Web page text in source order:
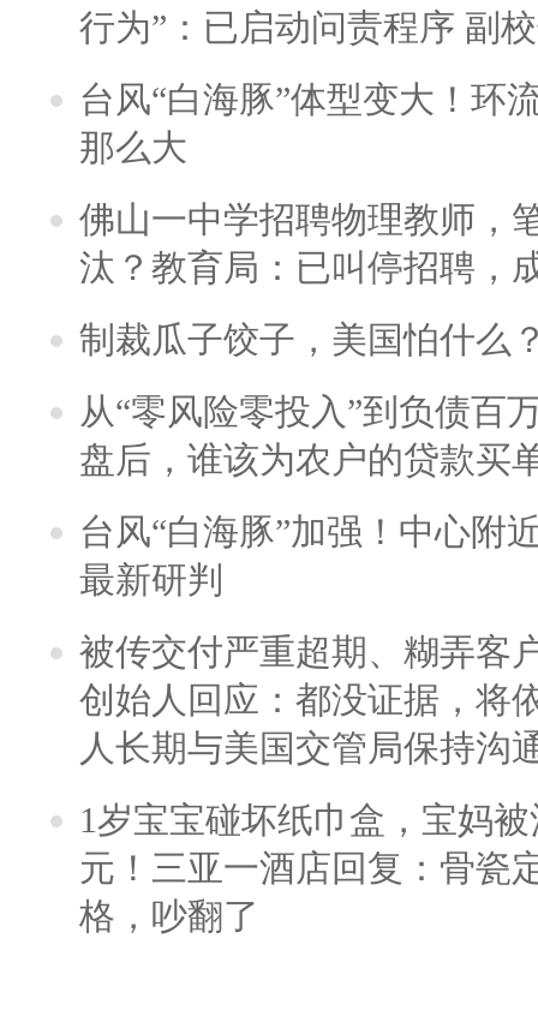
行为”：已启动问责程序 副
台风“白海豚”体型变大！环
那么大
佛山一中学招聘物理教师，
汰？教育局：已叫停招聘，
制裁瓜子饺子，美国怕什么
从“零风险零投入”到负债百
盘后，谁该为农户的贷款买
台风“白海豚”加强！中心附
最新研判
被传交付严重超期、糊弄客
创始人回应：都没证据，将
人长期与美国交管局保持沟
1岁宝宝碰坏纸巾盒，宝妈
元！三亚一酒店回复：骨瓷
格，吵翻了